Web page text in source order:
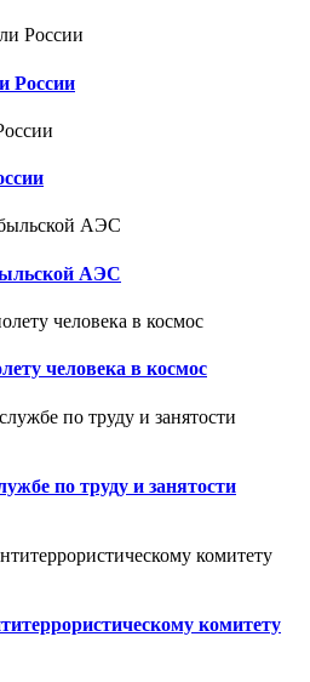
России
АЭС
человека в космос
по труду и занятости
комитету